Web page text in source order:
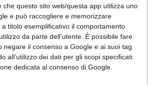
che questo sito web/questa app utilizza uno
e può raccogliere e memorizzare
titolo esemplificativo il comportamento
da parte dell’utente. È possibile fare
negare il consenso a Google e ai suoi tag
all’utilizzo dei dati per gli scopi specificati
dedicata al consenso di Google.
anche al futuro. “Proprio in un
dobbiamo strutturare il
il discorso Saba riproponendo il